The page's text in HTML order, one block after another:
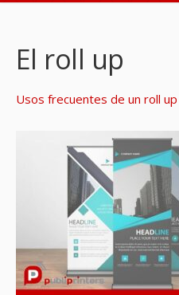
El roll up
Usos frecuentes de un roll up